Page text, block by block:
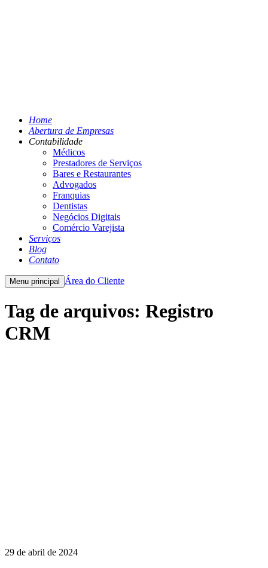
Home
Abertura de Empresas
Contabilidade
Médicos
Prestadores de Serviços
Bares e Restaurantes
Advogados
Franquias
Dentistas
Negócios Digitais
Comércio Varejista
Serviços
Blog
Contato
Menu principal Área do Cliente
Tag de arquivos: Registro
CRM
29 de abril de 2024